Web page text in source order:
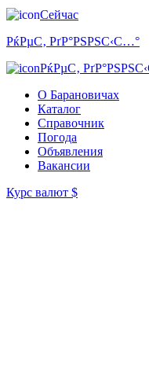
Сейчас
РќРµС‚ РґР°РЅРЅС‹С…°
РќРµС‚
О Барановичах
Каталог
Справочник
Погода
Объявления
Вакансии
Курс валют $